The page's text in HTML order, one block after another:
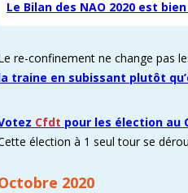
Le Bilan des NAO 2020 est
re-confinement ne change pas
traine en subissant plutôt
Cfdt pour les élection au
élection à 1 seul tour se
2020